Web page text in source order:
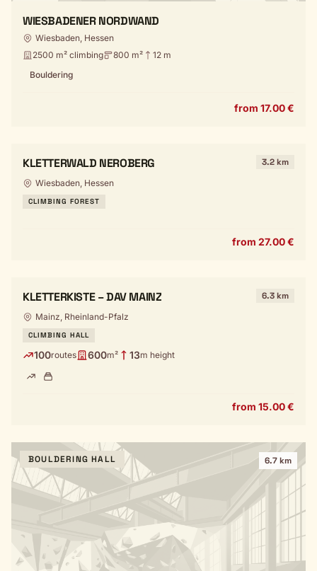
WIESBADENER NORDWAND
Wiesbaden, Hessen
2500 m² climbing
800 m²
12 m
Bouldering
from 17.00 €
KLETTERWALD NEROBERG 3.2 km
Wiesbaden, Hessen
CLIMBING FOREST
from 27.00 €
KLETTERKISTE – DAV MAINZ 6.3 km
Mainz, Rheinland-Pfalz
CLIMBING HALL
100routes 600m² 13m height
from 15.00 €
BOULDERING HALL 6.7 km